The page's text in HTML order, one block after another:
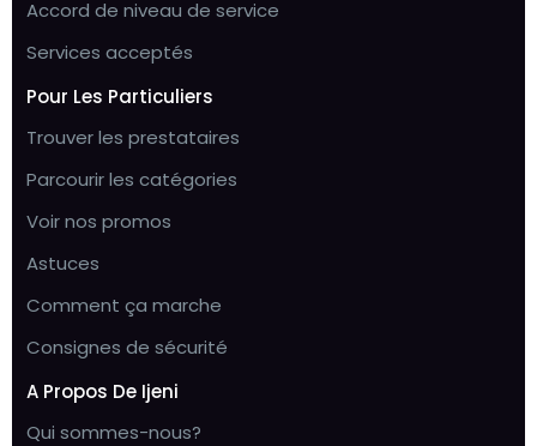
Accord de niveau de service
Services acceptés
Pour Les Particuliers
Trouver les prestataires
Parcourir les catégories
Voir nos promos
Astuces
Comment ça marche
Consignes de sécurité
A Propos De Ijeni
Qui sommes-nous?